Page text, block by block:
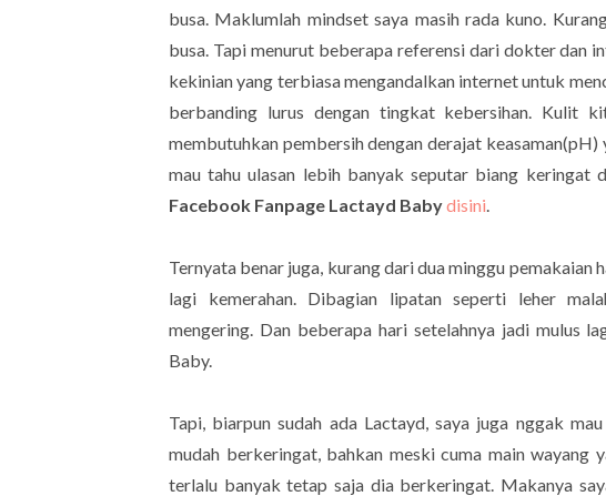
busa. Maklumlah mindset saya masih rada kuno.
busa. Tapi menurut beberapa referensi dari dokter dan
kekinian yang terbiasa mengandalkan internet untuk
berbanding lurus dengan tingkat kebersihan. Kulit
membutuhkan pembersih dengan derajat
mau tahu ulasan lebih banyak seputar biang keringat
Facebook Fanpage Lactayd Babydisini.
Ternyata benar juga, kurang dari dua minggu
lagi kemerahan. Dibagian lipatan seperti leher
mengering. Dan beberapa hari setelahnya jadi mulus
Baby.
Tapi, biarpun sudah ada Lactayd, saya juga nggak
mudah berkeringat, bahkan meski cuma main wayang
terlalu banyak tetap saja dia berkeringat. Makanya